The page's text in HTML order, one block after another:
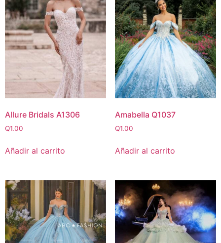
Allure Bridals A1306
Q1.00
Añadir al carrito
Amabella Q1037
Q1.00
Añadir al carrito